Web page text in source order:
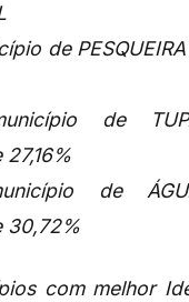
de
de
de
30,72%
com melhor